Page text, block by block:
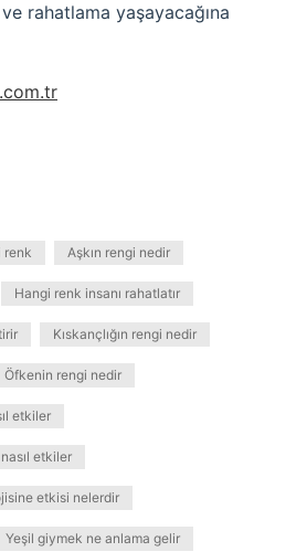
rahatlama yaşayacağına
renk Aşkın rengi nedir
Hangi renk insanı rahatlatır
Kıskançlığın rengi nedir
Öfkenin rengi nedir
etkiler
etkiler
etkisi nelerdir
Yeşil giymek ne anlama gelir